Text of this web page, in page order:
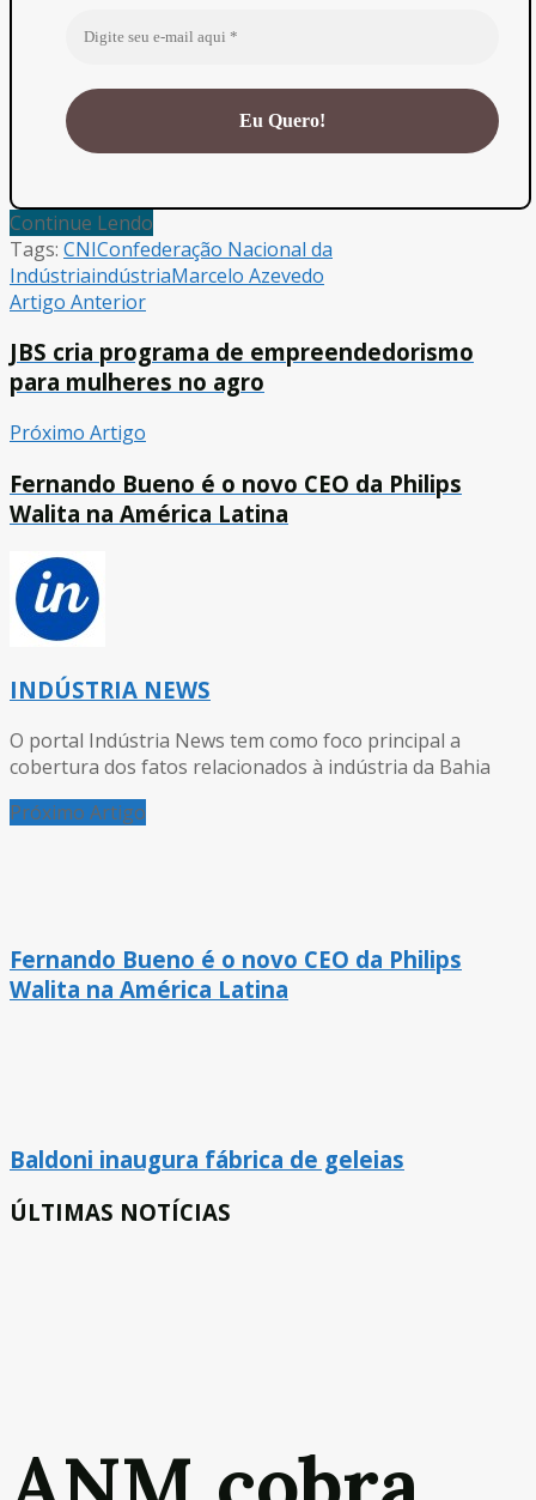
Continue Lendo
Tags: CNIConfederação Nacional da
IndústriaindústriaMarcelo Azevedo
Artigo Anterior
JBS cria programa de empreendedorismo
para mulheres no agro
Próximo Artigo
Fernando Bueno é o novo CEO da Philips
Walita na América Latina
INDÚSTRIA NEWS
O portal Indústria News tem como foco principal a
cobertura dos fatos relacionados à indústria da Bahia
Próximo Artigo
Fernando Bueno é o novo CEO da Philips
Walita na América Latina
Baldoni inaugura fábrica de geleias
ÚLTIMAS NOTÍCIAS